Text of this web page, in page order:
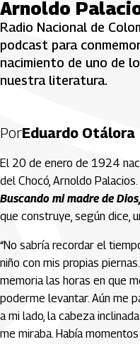
Arnoldo
Radio Nacional de
podcast para
nacimiento de uno de
nuestra literatura.
PorEduardo Otálora
El 20 de enero de 1924
del Chocó, Arnoldo
Buscando mi madre de Dios,
que construye, según dice,
“No sabría recordar el
niño con mis propias
memoria las horas en que
poderme levantar. Aún me
a mi lado, la cabeza
me miraba. Había